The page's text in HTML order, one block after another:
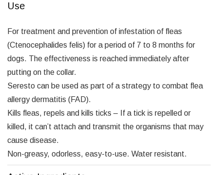
Use
For treatment and prevention of infestation of fleas
(Ctenocephalides felis) for a period of 7 to 8 months for
dogs. The effectiveness is reached immediately after
putting on the collar.
Seresto can be used as part of a strategy to combat flea
allergy dermatitis (FAD).
Kills fleas, repels and kills ticks – If a tick is repelled or
killed, it can’t attach and transmit the organisms that may
cause disease.
Non-greasy, odorless, easy-to-use. Water resistant.